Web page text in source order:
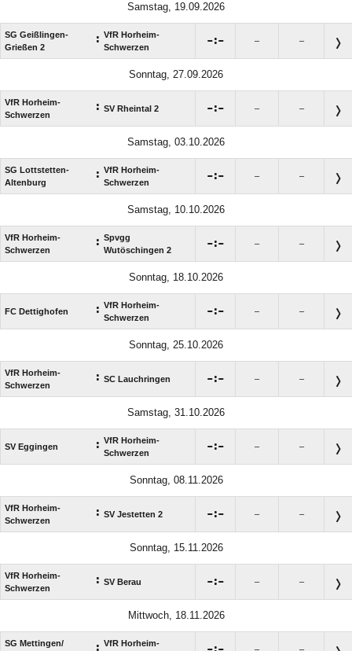
Samstag, 19.09.2026
SG Geißlingen-
Grießen 2
: VfR Horheim-
Schwerzen
: – –
Sonntag, 27.09.2026
VfR Horheim-
Schwerzen
: SV Rheintal 2 : – –
Samstag, 03.10.2026
SG Lottstetten-
Altenburg
: VfR Horheim-
Schwerzen
: – –
Samstag, 10.10.2026
VfR Horheim-
Schwerzen
: Spvgg
Wutöschingen 2
: – –
Sonntag, 18.10.2026
FC Dettighofen : VfR Horheim-
Schwerzen
: – –
Sonntag, 25.10.2026
VfR Horheim-
Schwerzen
: SC Lauchringen : – –
Samstag, 31.10.2026
SV Eggingen : VfR Horheim-
Schwerzen
: – –
Sonntag, 08.11.2026
VfR Horheim-
Schwerzen
: SV Jestetten 2 : – –
Sonntag, 15.11.2026
VfR Horheim-
Schwerzen
: SV Berau : – –
Mittwoch, 18.11.2026
SG Mettingen/​
: VfR Horheim-